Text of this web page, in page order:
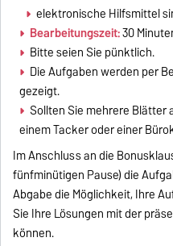
elektronische Hilfsmittel
Bearbeitungszeit:30
Bitte seien Sie pünktlich.
Die Aufgaben werden per
gezeigt.
Sollten Sie mehrere Blätter
einem Tacker oder einer
Im Anschluss an die
fünfminütigen Pause) die
Abgabe die Möglichkeit, Ihre
Sie Ihre Lösungen mit der
können.